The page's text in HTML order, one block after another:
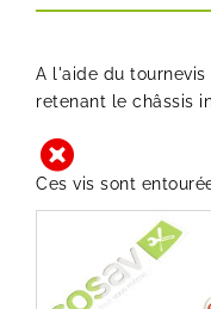
A l'aide du
retenant le châssis
Ces vis sont